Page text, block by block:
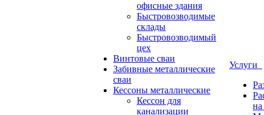
офисные здания
Быстровозводимые
склады
Быстровозводимый
цех
Винтовые сваи
Забивные металлические
сваи
Кессоны металлические
Кессон для
канализации
Услуги